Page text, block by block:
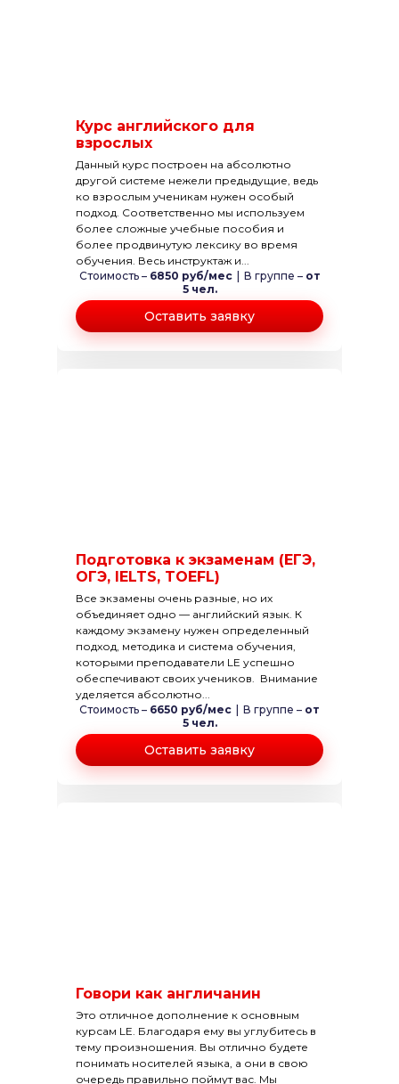
Курс английского для
взрослых
Данный курс построен на абсолютно
другой системе нежели предыдущие, ведь
ко взрослым ученикам нужен особый
подход. Соответственно мы используем
более сложные учебные пособия и
более продвинутую лексику во время
обучения. Весь инструктаж и...
Стоимость – 6850 руб/мес В группе – от
5 чел.
Оставить заявку
Подготовка к экзаменам (ЕГЭ,
ОГЭ, IELTS, TOEFL)
Все экзамены очень разные, но их
объединяет одно — английский язык. К
каждому экзамену нужен определенный
подход, методика и система обучения,
которыми преподаватели LE успешно
обеспечивают своих учеников. Внимание
уделяется абсолютно...
Стоимость – 6650 руб/мес В группе – от
5 чел.
Оставить заявку
Говори как англичанин
Это отличное дополнение к основным
курсам LE. Благодаря ему вы углубитесь в
тему произношения. Вы отлично будете
понимать носителей языка, а они в свою
очередь правильно поймут вас. Мы